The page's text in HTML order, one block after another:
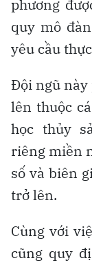
phương
quy mô
yêu cầu
Đội ngũ
lên thuộc
học thủy
riêng miền
số và biên
trở lên.
Cùng với
cũng quy